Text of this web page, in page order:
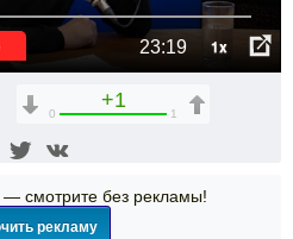
23:19 1x
+1
0 1
— смотрите без рекламы!
рекламу